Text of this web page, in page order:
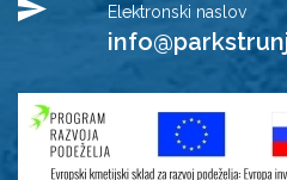
Elektronski naslov